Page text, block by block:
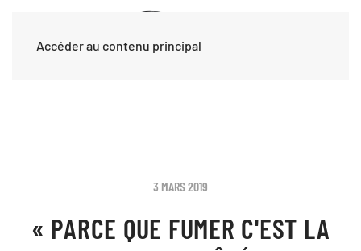
Accéder au contenu principal
3 MARS 2019
« PARCE QUE FUMER C'EST LA